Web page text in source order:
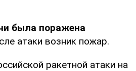
была поражена
атаки возник пожар.
ракетной атаки на